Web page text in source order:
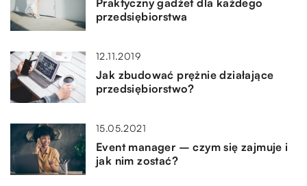
przedsiębiorstwa
12.11.2019
Jak zbudować prężnie działające
przedsiębiorstwo?
15.05.2021
Event manager – czym się zajmuje i
jak nim zostać?